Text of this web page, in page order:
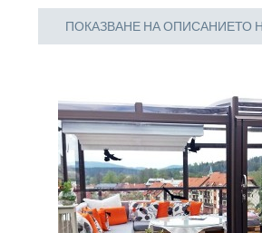
ПОКАЗВАНЕ НА ОПИСАНИЕТО